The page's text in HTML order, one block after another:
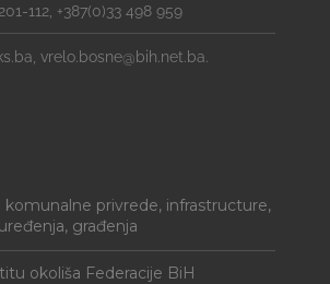
112, +387(0)33 498 959
vrelo.bosne@bih.net.ba.
komunalne privrede, infrastructure,
građenja
okoliša Federacije BiH